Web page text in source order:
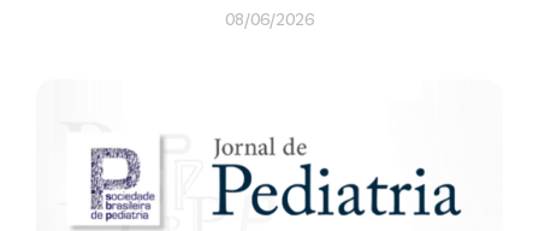
08/06/2026